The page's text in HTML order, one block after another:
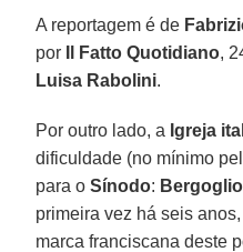
A reportagem é de
por
Il Fatto Quotidiano,
Luisa Rabolini.
Por outro lado, a Igreja
dificuldade (no mínimo
para oSínodo: Bergoglio
primeira vez há seis
marca franciscana deste